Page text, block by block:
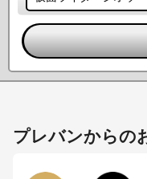
プレバンからの